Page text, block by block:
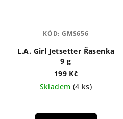
L.A. Girl Jetsetter Řasenka
9 g
199 Kč
Skladem (4 ks)
hodnocení
KÓD:GMS656